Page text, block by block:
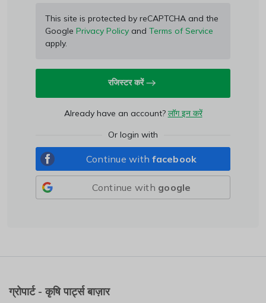
WhatsApp Number
This site is protected by reCAPTCHA and the Google
Subscribe
Don't show this popup again
This site is protected by reCAPTCHA and the
Google Privacy Policy and Terms of Service
apply.
रजिस्टर करें
Already have an account? लॉग इन करें
Or login with
Continue withfacebook
Continue with google
ग्रोपार्ट - कृषि पार्ट्स बाज़ार